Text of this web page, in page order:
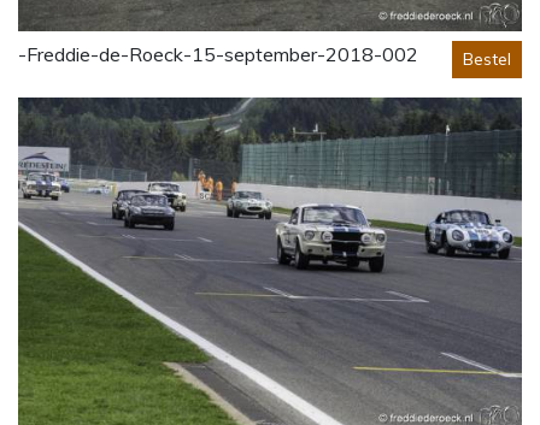
-Freddie-de-Roeck-15-september-2018-002 Bestel